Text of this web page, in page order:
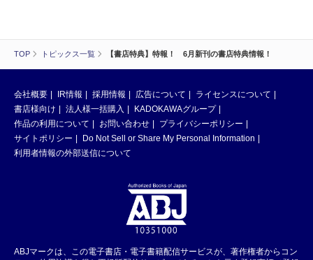
TOP トピックス一覧 【書店特典】特報！ 6月新刊の書店特典情報！
会社概要 IR情報 採用情報 広告について
ライセンスについて
書店様向け
法人様一括購入
KADOKAWAグループ
作品の利用について
お問い合わせ
プライバシーポリシー
サイトポリシー
Do Not Sell or Share My Personal Information
利用者情報の外部送信について
ABJマークは、この電子書店・電子書籍配信サービスが、著作権者からコン